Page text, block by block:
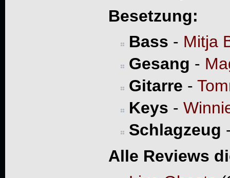
Besetzung:
Bass - Mitja
Gesang -
Gitarre -
Keys -
Schlagzeug
Alle Reviews